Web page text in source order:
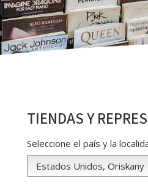
TIENDAS Y
Seleccione el país y la